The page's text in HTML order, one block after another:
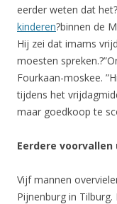
eerder weten dat het?
kinderen?binnen de
Hij zei dat imams
moesten
Fourkaan-moskee.
tijdens het
maar goedkoop te
Eerdere
Vijf mannen
Pijnenburg in